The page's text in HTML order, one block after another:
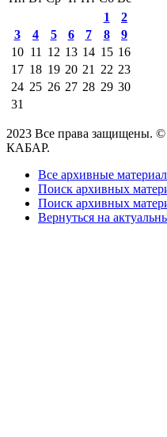
1
2
3
4 5 6 7 8
9
10 11 12 13 14 15 16
17 18 19 20 21 22 23
24 25 26 27 28 29 30
31
2023 Все права защищены.
КАБАР.
Все архивные
Поиск архивных
Поиск архивных
Вернуться на